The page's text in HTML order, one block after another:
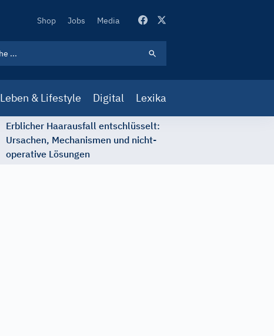
Secondary
Shop Jobs Media
Leben & Lifestyle Digital Lexika
Erblicher Haarausfall entschlüsselt:
Ursachen, Mechanismen und nicht-
operative Lösungen